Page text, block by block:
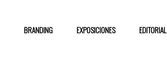
BRANDING EXPOSICIONES EDITORIAL